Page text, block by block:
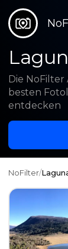
Die
besten
entdecken
NoFilter/